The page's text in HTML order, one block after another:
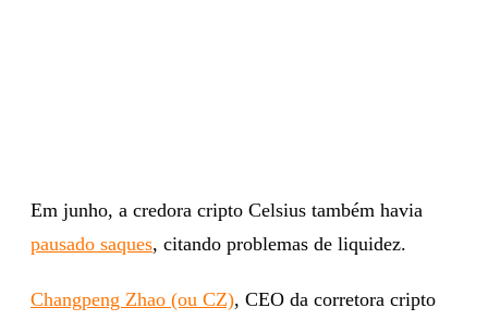
Em junho, a credora cripto Celsius também havia
pausado saques, citando problemas de liquidez.
Changpeng Zhao (ou CZ), CEO da corretora cripto